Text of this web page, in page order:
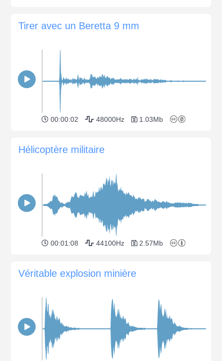
Tirer avec un Beretta 9 mm
00:00:02 48000Hz 1.03Mb
Hélicoptère militaire
00:01:08 44100Hz 2.57Mb
Véritable explosion minière